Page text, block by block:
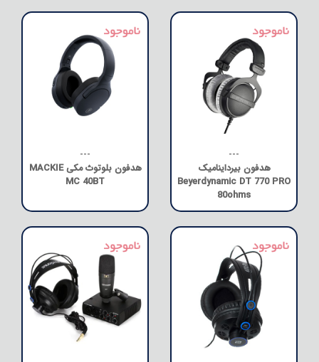
---
هدفون بیرداینامیک
Beyerdynamic DT 770 PRO
80ohms
---
هدفون بلوتوث مکی MACKIE
MC 40BT